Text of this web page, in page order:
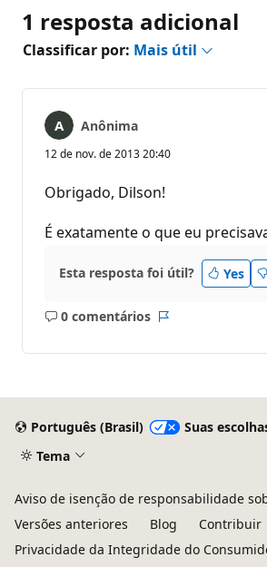
1 resposta adicional
Classificar por: Mais útil
Anônima
12 de nov. de 2013 20:40
Obrigado, Dilson!
É exatamente o que eu
Esta resposta foi útil? Yes
0 comentários
Sem
Português (Brasil)
Suas
Tema
Aviso de isenção de responsabilidade
Versões anteriores
Blog Contribuir
Privacidade da Integridade do